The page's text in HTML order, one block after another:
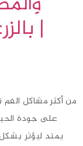
على جودة
يمتد ليؤثر